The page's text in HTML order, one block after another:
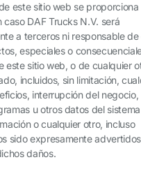
este sitio web se
caso DAF Trucks N.V. será
a terceros ni responsable
especiales o
este sitio web, o de cualquier
incluidos, sin limitación,
interrupción del negocio,
u otros datos del
o cualquier otro, incluso
sido expresamente
daños.